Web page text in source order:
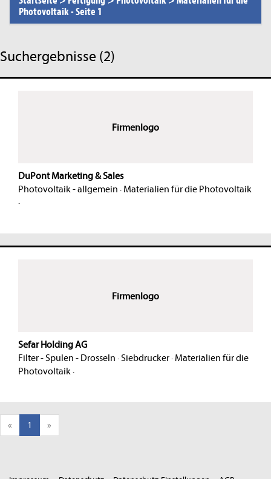
Photovoltaik-Seite 1
Suchergebnisse (2)
Firmenlogo
DuPont Marketing & Sales
Photovoltaik - allgemein · Materialien für die Photovoltaik
·
Firmenlogo
Sefar Holding AG
Filter - Spulen - Drosseln · Siebdrucker· Materialien für die
Photovoltaik ·
« 1 »